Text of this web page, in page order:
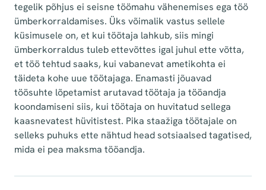
tegelik põhjus ei seisne töömahu vähenemises ega töö
ümberkorraldamises. Üks võimalik vastus sellele
küsimusele on, et kui töötaja lahkub, siis mingi
ümberkorraldus tuleb ettevõttes igal juhul ette võtta,
et töö tehtud saaks, kui vabanevat ametikohta ei
täideta kohe uue töötajaga. Enamasti jõuavad
töösuhte lõpetamist arutavad töötaja ja tööandja
koondamiseni siis, kui töötaja on huvitatud sellega
kaasnevatest hüvitistest. Pika staažiga töötajale on
selleks puhuks ette nähtud head sotsiaalsed tagatised,
mida ei pea maksma tööandja.